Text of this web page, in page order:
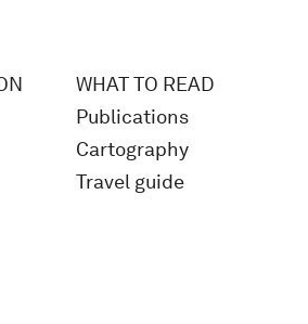
WHAT TO READ
Publications
Cartography
Travel guide